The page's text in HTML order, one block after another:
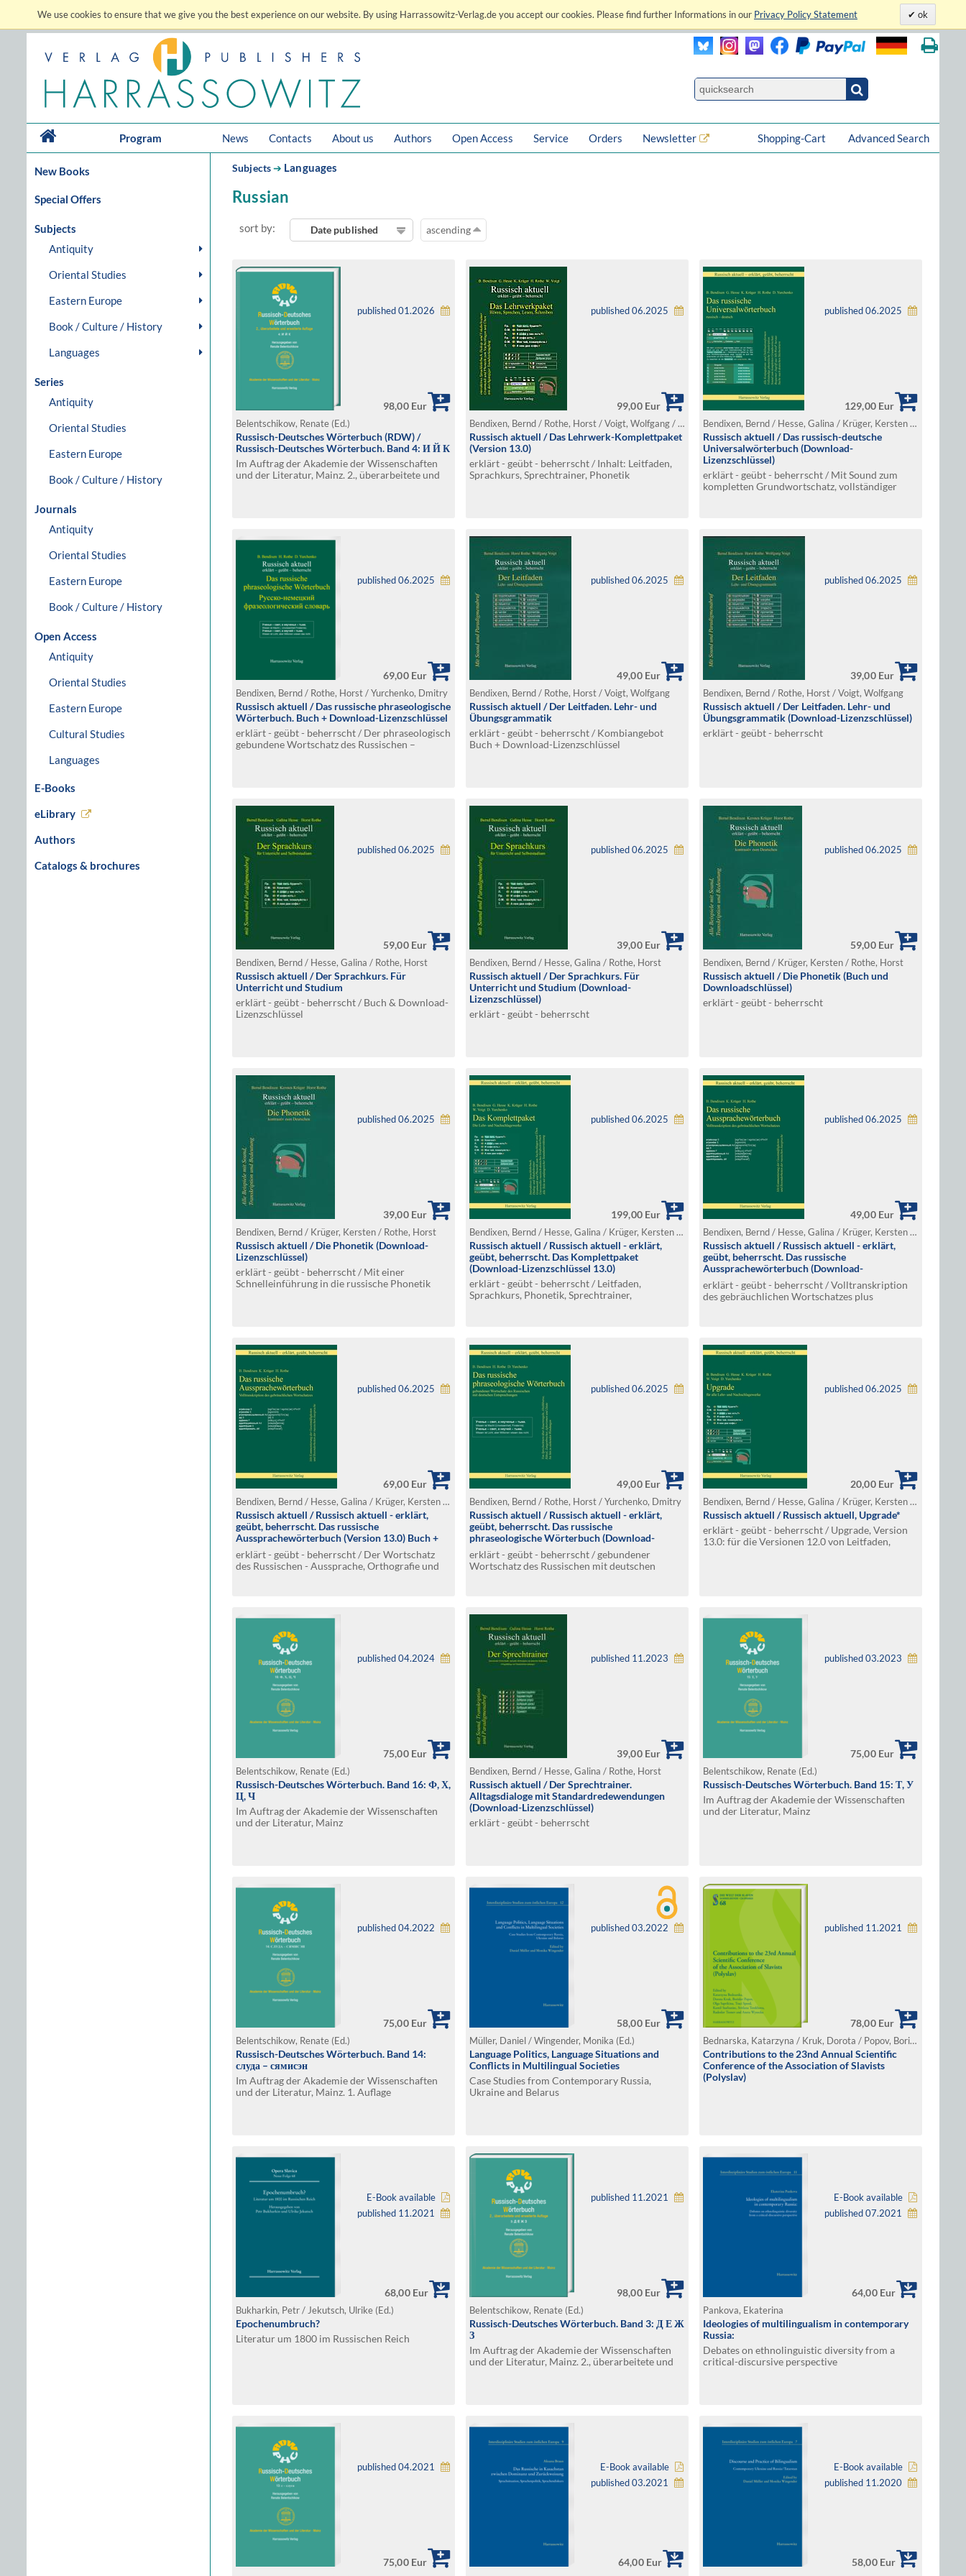
We use cookies to ensure that we give you the best experience on our website. By using Harrassowitz-Verlag.de you accept our cookies. Please find further Informations in our Privacy Policy Statement ok
Program News Contacts About us Authors Open Access Service Orders Newsletter Advanced Search
Shopping-Cart
New Books
Special Offers
Subjects
Antiquity
Oriental Studies
Eastern Europe
Book / Culture / History
Languages
Series
Antiquity
Oriental Studies
Eastern Europe
Book / Culture / History
Journals
Antiquity
Oriental Studies
Eastern Europe
Book / Culture / History
Open Access
Antiquity
Oriental Studies
Eastern Europe
Cultural Studies
Languages
E-Books
eLibrary
Authors
Catalogs & brochures
Subjects➔ Languages
Russian
sort by: Date published ascending
published 01.2026
98,00 Eur
Belentschikow, Renate (Ed.)
Russisch-Deutsches Wörterbuch (RDW) /
Russisch-Deutsches Wörterbuch. Band 4: И Й К
Im Auftrag der Akademie der Wissenschaften
und der Literatur, Mainz. 2., überarbeitete und
published 06.2025
99,00 Eur
Bendixen, Bernd / Rothe, Horst / Voigt, Wolfgang / Hesse, Galina / Krüger, Kersten
Russisch aktuell / Das Lehrwerk-Komplettpaket
(Version 13.0)
erklärt - geübt - beherrscht / Inhalt: Leitfaden,
Sprachkurs, Sprechtrainer, Phonetik
published 06.2025
129,00 Eur
Bendixen, Bernd / Hesse, Galina / Krüger, Kersten / Rothe, Horst / Yurchenko, Dmitry
Russisch aktuell / Das russisch-deutsche
Universalwörterbuch (Download-
Lizenzschlüssel)
erklärt - geübt - beherrscht / Mit Sound zum
kompletten Grundwortschatz, vollständiger
published 06.2025
69,00 Eur
Bendixen, Bernd / Rothe, Horst / Yurchenko, Dmitry
Russisch aktuell / Das russische phraseologische
Wörterbuch. Buch + Download-Lizenzschlüssel
erklärt - geübt - beherrscht / Der phraseologisch
gebundene Wortschatz des Russischen –
published 06.2025
49,00 Eur
Bendixen, Bernd / Rothe, Horst / Voigt, Wolfgang
Russisch aktuell / Der Leitfaden. Lehr- und
Übungsgrammatik
erklärt - geübt - beherrscht / Kombiangebot
Buch + Download-Lizenzschlüssel
published 06.2025
39,00 Eur
Bendixen, Bernd / Rothe, Horst / Voigt, Wolfgang
Russisch aktuell / Der Leitfaden. Lehr- und
Übungsgrammatik (Download-Lizenzschlüssel)
erklärt - geübt - beherrscht
published 06.2025
59,00 Eur
Bendixen, Bernd / Hesse, Galina / Rothe, Horst
Russisch aktuell / Der Sprachkurs. Für
Unterricht und Studium
erklärt - geübt - beherrscht / Buch & Download-
Lizenzschlüssel
published 06.2025
39,00 Eur
Bendixen, Bernd / Hesse, Galina / Rothe, Horst
Russisch aktuell / Der Sprachkurs. Für
Unterricht und Studium (Download-
Lizenzschlüssel)
erklärt - geübt - beherrscht
published 06.2025
59,00 Eur
Bendixen, Bernd / Krüger, Kersten / Rothe, Horst
Russisch aktuell / Die Phonetik (Buch und
Downloadschlüssel)
erklärt - geübt - beherrscht
published 06.2025
39,00 Eur
Bendixen, Bernd / Krüger, Kersten / Rothe, Horst
Russisch aktuell / Die Phonetik (Download-
Lizenzschlüssel)
erklärt - geübt - beherrscht / Mit einer
Schnelleinführung in die russische Phonetik
published 06.2025
199,00 Eur
Bendixen, Bernd / Hesse, Galina / Krüger, Kersten / Rothe, Horst / Voigt, Wolfgang / Yurchenko, Dmitry
Russisch aktuell / Russisch aktuell - erklärt,
geübt, beherrscht. Das Komplettpaket
(Download-Lizenzschlüssel 13.0)
erklärt - geübt - beherrscht / Leitfaden,
Sprachkurs, Phonetik, Sprechtrainer,
published 06.2025
49,00 Eur
Bendixen, Bernd / Hesse, Galina / Krüger, Kersten / Rothe, Horst / Yurchenko, Dmitry
Russisch aktuell / Russisch aktuell - erklärt,
geübt, beherrscht. Das russische
Aussprachewörterbuch (Download-
Lizenzschlüssel)
erklärt - geübt - beherrscht / Volltranskription
des gebräuchlichen Wortschatzes plus
published 06.2025
69,00 Eur
Bendixen, Bernd / Hesse, Galina / Krüger, Kersten / Rothe, Horst / Yurchenko, Dmitry
Russisch aktuell / Russisch aktuell - erklärt,
geübt, beherrscht. Das russische
Aussprachewörterbuch (Version 13.0) Buch +
Download-Lizenzschlüssel
erklärt - geübt - beherrscht / Der Wortschatz
des Russischen - Aussprache, Orthografie und
published 06.2025
49,00 Eur
Bendixen, Bernd / Rothe, Horst / Yurchenko, Dmitry
Russisch aktuell / Russisch aktuell - erklärt,
geübt, beherrscht. Das russische
phraseologische Wörterbuch (Download-
Lizenzschlüssel/Version 13.0)
erklärt - geübt - beherrscht / gebundener
Wortschatz des Russischen mit deutschen
published 06.2025
20,00 Eur
Bendixen, Bernd / Hesse, Galina / Krüger, Kersten / Rothe, Horst / Voigt, Wolfgang / Yurchenko, Dmitry
Russisch aktuell / Russisch aktuell, Upgrade*
erklärt - geübt - beherrscht / Upgrade, Version
13.0: für die Versionen 12.0 von Leitfaden,
published 04.2024
75,00 Eur
Belentschikow, Renate (Ed.)
Russisch-Deutsches Wörterbuch. Band 16: Ф, Х,
Ц, Ч
Im Auftrag der Akademie der Wissenschaften
und der Literatur, Mainz
published 11.2023
39,00 Eur
Bendixen, Bernd / Hesse, Galina / Rothe, Horst
Russisch aktuell / Der Sprechtrainer.
Alltagsdialoge mit Standardredewendungen
(Download-Lizenzschlüssel)
erklärt - geübt - beherrscht
published 03.2023
75,00 Eur
Belentschikow, Renate (Ed.)
Russisch-Deutsches Wörterbuch. Band 15: Т, У
Im Auftrag der Akademie der Wissenschaften
und der Literatur, Mainz
published 04.2022
75,00 Eur
Belentschikow, Renate (Ed.)
Russisch-Deutsches Wörterbuch. Band 14:
слуда – сямисэн
Im Auftrag der Akademie der Wissenschaften
und der Literatur, Mainz. 1. Auflage
published 03.2022
58,00 Eur
Müller, Daniel / Wingender, Monika (Ed.)
Language Politics, Language Situations and
Conflicts in Multilingual Societies
Case Studies from Contemporary Russia,
Ukraine and Belarus
published 11.2021
78,00 Eur
Bednarska, Katarzyna / Kruk, Dorota / Popov, Borislav / Saprikina, Olga / Speed, Traci / Szafraniec, Kamil / Terekhova, Svitlana / Tsonev, Radoslav / Wysocka, Aneta (Ed.)
Contributions to the 23nd Annual Scientific
Conference of the Association of Slavists
(Polyslav)
E-Book available
published 11.2021
68,00 Eur
Bukharkin, Petr / Jekutsch, Ulrike (Ed.)
Epochenumbruch?
Literatur um 1800 im Russischen Reich
published 11.2021
98,00 Eur
Belentschikow, Renate (Ed.)
Russisch-Deutsches Wörterbuch. Band 3: Д Е Ж
З
Im Auftrag der Akademie der Wissenschaften
und der Literatur, Mainz. 2., überarbeitete und
E-Book available
published 07.2021
64,00 Eur
Pankova, Ekaterina
Ideologies of multilingualism in contemporary
Russia:
Debates on ethnolinguistic diversity from a
critical-discursive perspective
published 04.2021
75,00 Eur
E-Book available
published 03.2021
64,00 Eur
E-Book available
published 11.2020
58,00 Eur